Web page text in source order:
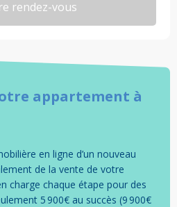
appartement à
en ligne d’un nouveau
de la vente de votre
charge chaque étape pour des
5 900€ au succès (9 900€